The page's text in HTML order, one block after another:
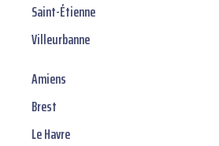
Saint-Étienne
Villeurbanne
Amiens
Brest
Le Havre